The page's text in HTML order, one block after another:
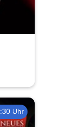
Uhr